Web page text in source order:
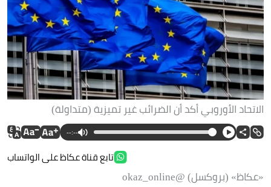
الاتحاد الأوروبي أكد أن الضرائب غير تميزية (متداولة)
--:--
تابع قناة عكاظ على الواتساب
«عكاظ» (بروكسل) @okaz_online